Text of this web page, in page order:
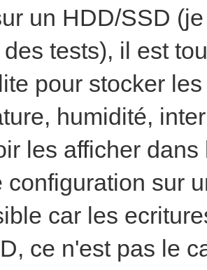
un HDD/SSD
tests), il est
pour stocker
humidité,
les afficher
configuration sur
car les
ce n'est pas le